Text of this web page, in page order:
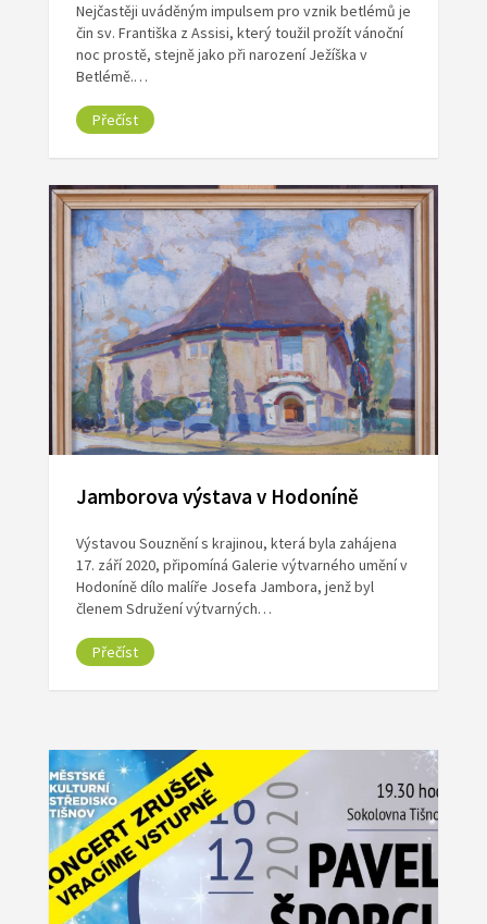
Nejčastěji uváděným impulsem pro vznik betlémů je
čin sv. Františka z Assisi, který toužil prožít vánoční
noc prostě, stejně jako při narození Ježíška v
Betlémě.…
Přečíst
Jamborova výstava v Hodoníně
Výstavou Souznění s krajinou, která byla zahájena
17. září 2020, připomíná Galerie výtvarného umění v
Hodoníně dílo malíře Josefa Jambora, jenž byl
členem Sdružení výtvarných…
Přečíst